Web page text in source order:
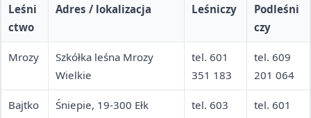
Leśni
ctwo
Adres / lokalizacja Leśniczy
Podleśni
czy
Mrozy
Szkółka leśna Mrozy
Wielkie
tel. 601
351 183
tel. 609
201 064
Bajtko
Śniepie, 19-300 Ełk
tel. 603
tel. 601